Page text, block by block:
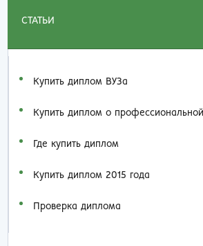
СТАТЬИ
Купить диплом ВУЗа
Купить диплом о
Где купить диплом
Купить диплом 2015 года
Проверка диплома